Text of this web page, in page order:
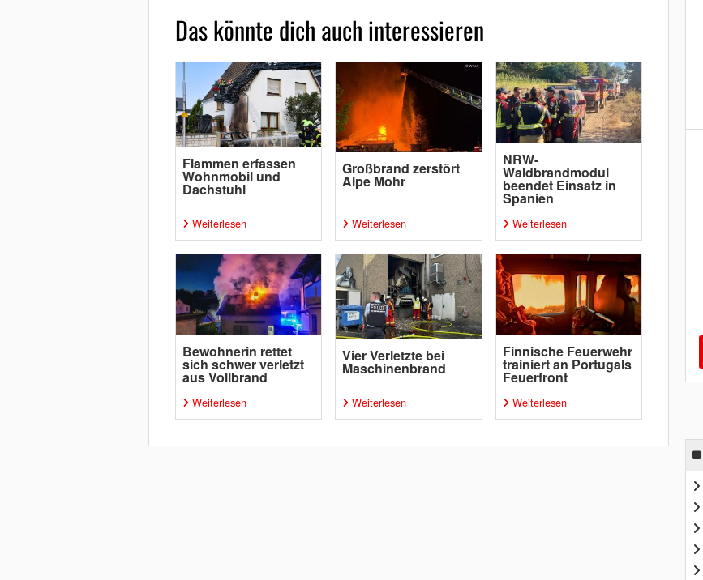
Das könnte dich auch interessieren
Flammen erfassen
Wohnmobil und
Dachstuhl
Weiterlesen
Großbrand zerstört
Alpe Mohr
Weiterlesen
NRW-
Waldbrandmodul
beendet Einsatz in
Spanien
Weiterlesen
Bewohnerin rettet
sich schwer verletzt
aus Vollbrand
Weiterlesen
Vier Verletzte bei
Maschinenbrand
Weiterlesen
Finnische Feuerwehr
trainiert an Portugals
Feuerfront
Weiterlesen